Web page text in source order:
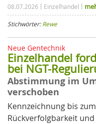
08.07.2026 Einzelhandel
Stichwörter:Rewe
Neue Gentechnik
Einzelhandel
bei NGT-
Abstimmung im
verschoben
Kennzeichnung bis
Rückverfolgbarkeit